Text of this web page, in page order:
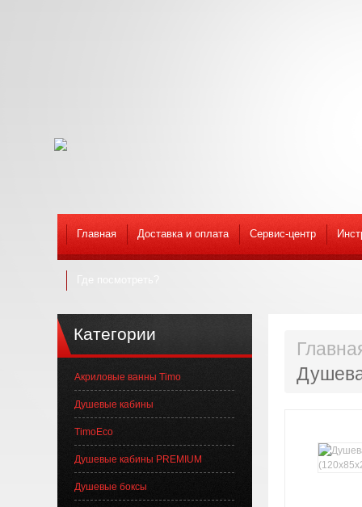
Главная Доставка и оплата Сервис-центр
Категории
Акриловые ванны Timo
Душевые кабины
TimoEco
Душевые кабины PREMIUM
Душевые боксы